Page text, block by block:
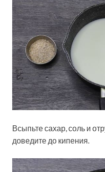
Всыпьте сахар, соль и
доведите до кипения.